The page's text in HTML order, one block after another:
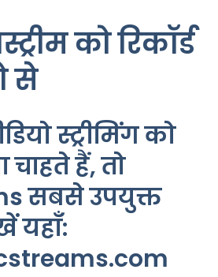
को रिकॉर्ड
से
स्ट्रीमिंग को
चाहते हैं, तो
सबसे उपयुक्त
यहाँ: